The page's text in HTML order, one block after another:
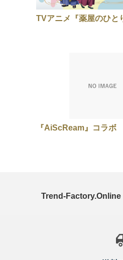
『AiScReam』コラボ
Trend-Factory.Online